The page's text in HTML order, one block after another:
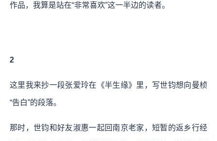
作品，我算是站在“非常喜欢”这一半边的读者。
2
这里我来抄一段张爱玲在《半生缘》里，写世钧想向曼桢
“告白”的段落。
那时，世钧和好友淑惠一起回南京老家，短暂的返乡行经